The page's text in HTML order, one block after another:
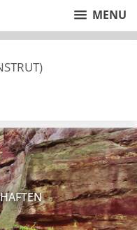
MENU